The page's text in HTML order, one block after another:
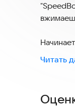
Почему
🚗
Читать